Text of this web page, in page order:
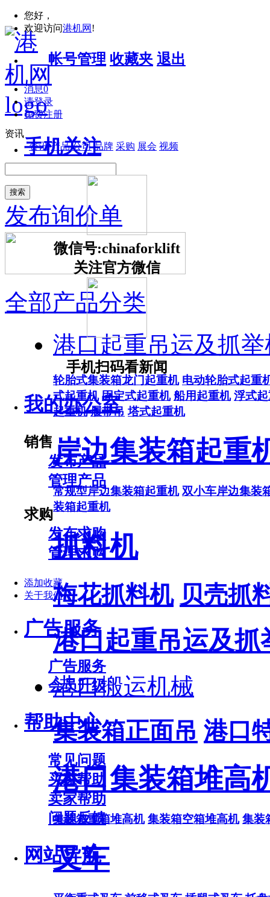
您好，
欢迎访问港机网 !
帐号管理 收藏夹 退出
消息0
请登录
免费注册
手机关注
微信号:chinaforklift
关注官方微信
手机扫码看新闻
我的办公室
销售
发布产品
管理产品
求购
发布求购
管理求购
添加收藏
关于我们
广告服务
广告服务
会员升级
帮助中心
常见问题
买家帮助
卖家帮助
问题反馈
网站导航
资讯
资讯 产品 公司 品牌 采购 展会 视频
搜索
发布询价单
全部产品分类
港口起重吊运及抓
轮胎式集装箱龙门起重机 电动轮胎式起重
式起重机 固定式起重机 船用起重机 浮式
起重机 履带吊 塔式起重机
岸边集装箱起重
常规型岸边集装箱起重机 双小车岸边集装
装箱起重机
抓料机
梅花抓料机 贝壳抓
港口起重吊运及抓
港口搬运机械
集装箱正面吊 港口
港口集装箱堆高
集装箱重箱堆高机 集装箱空箱堆高机 集装
叉车